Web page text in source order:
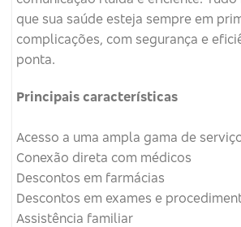
que sua saúde esteja sempre em
complicações, com segurança e
ponta.
Principais características
Acesso a uma ampla gama de
Conexão direta com médicos
Descontos em farmácias
Descontos em exames e
Assistência familiar